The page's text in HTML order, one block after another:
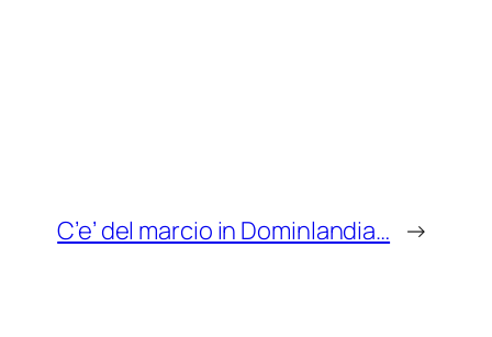
C’e’ del marcio in Dominlandia… →